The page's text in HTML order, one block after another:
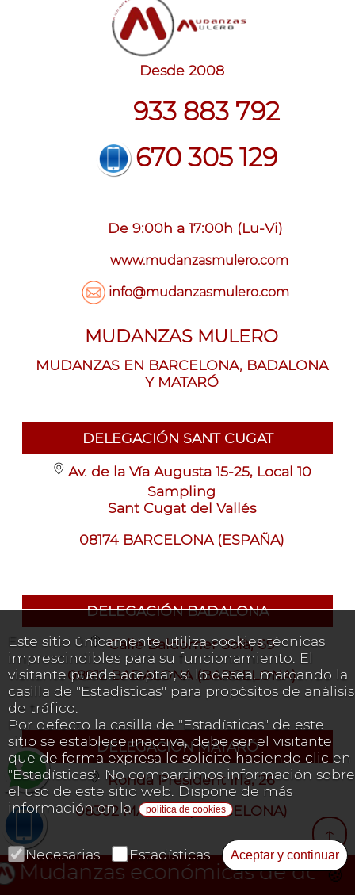
económicas de domicilios y
Desde 2008
933 883 792
670 305 129
De 9:00h a 17:00h (Lu-Vi)
www.mudanzasmulero.com
info@mudanzasmulero.com
MUDANZAS MULERO
MUDANZAS EN BARCELONA, BADALONA
Y MATARÓ
DELEGACIÓN SANT CUGAT
Av. de la Vía Augusta 15-25, Local 10
Sampling
Sant Cugat del Vallés
08174 BARCELONA (ESPAÑA)
DELEGACIÓN BADALONA
Calle Baldomer Solà, 69
08912 BADALONA (BARCELONA)
DELEGACIÓN MATARÓ
Ronda President Irla, 26
08302 MATARÓ (BARCELONA)
↑
Este sitio únicamente utiliza cookies técnicas
imprescindibles para su funcionamiento. El
visitante puede aceptar, si lo desea, marcando la
casilla de "Estadísticas" para propósitos de análisis
de tráfico.
Por defecto la casilla de "Estadísticas" de este
sitio se establece inactiva, debe ser el visitante
que de forma expresa lo solicite haciendo clic en
"Estadísticas". No compartimos información sobre
el uso de este sitio web. Dispone de más
información en la
política de cookies
Necesarias Estadísticas Aceptar y continuar
🍪